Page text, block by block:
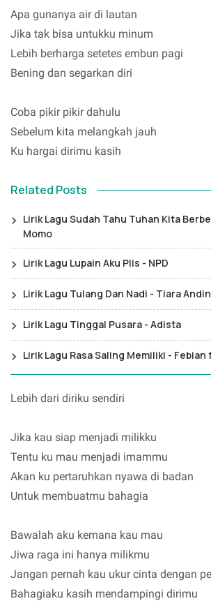
Apa gunanya air di lautan
Jika tak bisa untukku minum
Lebih berharga setetes embun pagi
Bening dan segarkan diri
Coba pikir pikir dahulu
Sebelum kita melangkah jauh
Ku hargai dirimu kasih
Related Posts
Lirik Lagu Sudah Tahu Tuhan Kita
Momo
Lirik Lagu Lupain Aku Plis - NPD
Lirik Lagu Tulang Dan Nadi - Tiara
Lirik Lagu Tinggal Pusara - Adista
Lirik Lagu Rasa Saling Memiliki -
Lebih dari diriku sendiri
Jika kau siap menjadi milikku
Tentu ku mau menjadi imammu
Akan ku pertaruhkan nyawa di badan
Untuk membuatmu bahagia
Bawalah aku kemana kau mau
Jiwa raga ini hanya milikmu
Jangan pernah kau ukur cinta dengan
Bahagiaku kasih mendampingi dirimu